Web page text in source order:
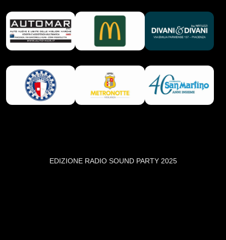
EDIZIONE RADIO SOUND PARTY 2025